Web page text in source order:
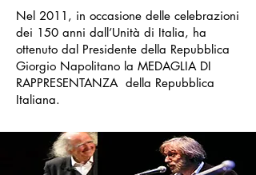
Nel 2011, in occasione delle celebrazioni
dei 150 anni dall’Unità di Italia, ha
ottenuto dal Presidente della Repubblica
Giorgio Napolitano la MEDAGLIA DI
RAPPRESENTANZA della Repubblica
Italiana.